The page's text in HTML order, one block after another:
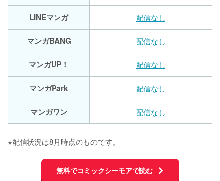
LINEマンガ 配信なし
マンガBANG 配信なし
マンガUP！ 配信なし
マンガPark 配信なし
マンガワン 配信なし
※配信状況は8月時点のものです。
無料でコミックシーモアで読む